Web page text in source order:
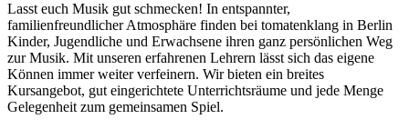
Lasst euch Musik gut schmecken! In entspannter,
familienfreundlicher Atmosphäre finden bei tomatenklang in Berlin
Kinder, Jugendliche und Erwachsene ihren ganz persönlichen Weg
zur Musik. Mit unseren erfahrenen Lehrern lässt sich das eigene
Können immer weiter verfeinern. Wir bieten ein breites
Kursangebot, gut eingerichtete Unterrichtsräume und jede Menge
Gelegenheit zum gemeinsamen Spiel.